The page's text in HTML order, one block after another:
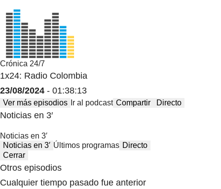
Crónica 24/7
1x24: Radio Colombia
23/08/2024 - 01:38:13
Ver más episodios Ir al podcast Compartir Directo
Noticias en 3′
Noticias en 3′
Noticias en 3′ Últimos programas Directo
Cerrar
Otros episodios
Cualquier tiempo pasado fue anterior